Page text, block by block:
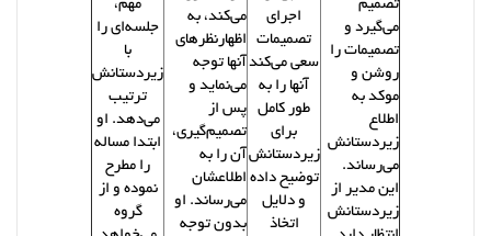
تصمیم
می‌گیرد و
تصمیمات را
روشن و
موکد به
اطلاع
زیردستانش
می‌رساند.
این مدیر از
زیردستانش
اجرای
تصمیمات
سعی می‌کند
آنها را به
طور کامل
برای
زیردستانش
توضیح داده
و دلایل
اتخاذ
می‌کند، به
اظهارنظرهای
آنها توجه
می‌نماید و
پس از
تصمیم‌گیری،
آن را به
اطلاعشان
می‌رساند. او
بدون توجه
مهم،
جلسه‌ای را
با
زیردستانش
ترتیب
می‌دهد. او
ابتدا مساله
را مطرح
نموده و از
گروه